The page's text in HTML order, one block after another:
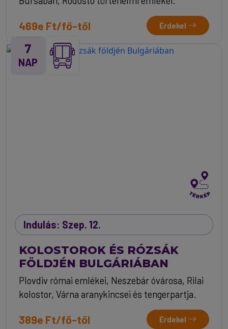
469e Ft/fő-től Érdekel
7
NAP
Indulás: Szep. 12.
KOLOSTOROK ÉS RÓZSÁK
FÖLDJÉN BULGÁRIÁBAN
Plovdiv római emlékei, Neszebár óvárosa, Rilai
kolostor, Várna aranykincsei és tengerpartja.
389e Ft/fő-től Érdekel